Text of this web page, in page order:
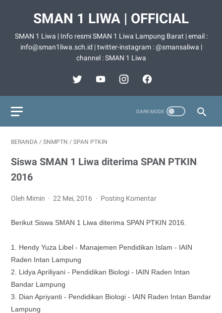
SMAN 1 LIWA | OFFICIAL
SMAN 1 Liwa | Info resmi SMAN 1 Liwa Lampung Barat | email :
info@sman1liwa.sch.id | twitter-instagram : @smansaliwa |
channel : SMAN 1 Liwa
BERANDA / SNMPTN / SPAN PTKIN
Siswa SMAN 1 Liwa diterima SPAN PTKIN
2016
Oleh Mimin 22 Mei, 2016 Posting Komentar
Berikut Siswa SMAN 1 Liwa diterima SPAN PTKIN 2016.
1. Hendy Yuza Libel - Manajemen Pendidikan Islam - IAIN
Raden Intan Lampung
2. Lidya Apriliyani - Pendidikan Biologi - IAIN Raden Intan
Bandar Lampung
3. Dian Apriyanti - Pendidikan Biologi - IAIN Raden Intan Bandar
Lampung